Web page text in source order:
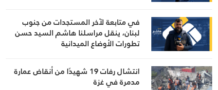
في متابعة لآخر المستجدات من جنوب
لبنان، ينقل مراسلنا هاشم السيد حسن
تطورات الأوضاع الميدانية
انتشال رفات 19 شهيدًا من أنقاض عمارة
مدمرة في غزة